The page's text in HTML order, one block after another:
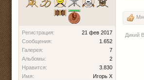
Регистрация:
21 фев 2017
Сообщения:
1.652
Галерея:
7
Альбомы:
2
Нравится:
3.830
Имя:
Игорь Х
Дикий